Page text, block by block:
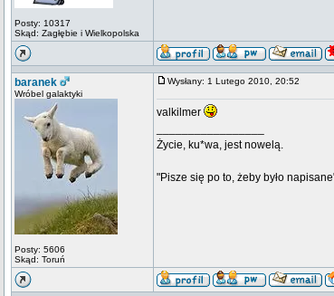
Posty: 10317
Skąd: Zagłębie i Wielkopolska
baranek
Wróbel galaktyki
Posty: 5606
Skąd: Toruń
Wysłany: 1 Lutego 2010, 20:52
valkilmer
Życie, ku*wa, jest nowelą.
"Pisze się po to, żeby było